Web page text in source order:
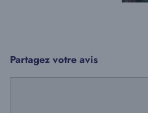
Partagez votre avis